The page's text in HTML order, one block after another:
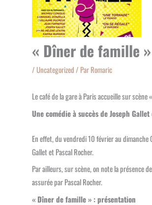
« Dîner de famille
/ Uncategorized / ParRomaric
Le café de la gare à Paris accueille sur
Une comédie à succès de Joseph
En effet, du vendredi 10 février au
Gallet et Pascal Rocher.
Par ailleurs, sur scène, on note la présence
assurée par Pascal Rocher.
« Dîner de famille » : présentation